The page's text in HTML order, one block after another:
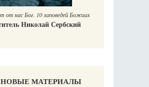
НОВЫЕ МАТЕРИАЛЫ